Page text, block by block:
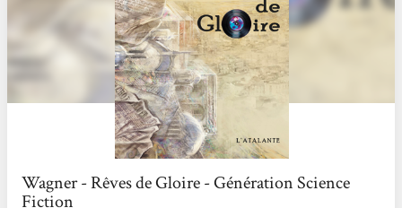
Wagner - Rêves de Gloire - Génération Science
Fiction